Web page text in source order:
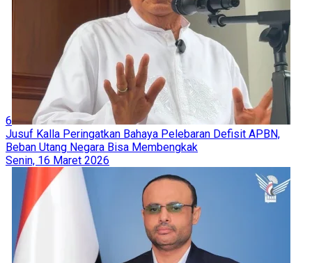
6
Jusuf Kalla Peringatkan Bahaya Pelebaran Defisit APBN,
Beban Utang Negara Bisa Membengkak
Senin, 16 Maret 2026